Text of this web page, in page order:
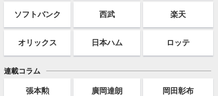
ソフトバンク 西武 楽天
オリックス 日本ハム ロッテ
連載コラム
張本勲 廣岡達朗 岡田彰布